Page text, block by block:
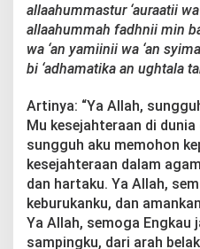
allaahummastur ‘auraatii
allaahummah fadhnii min
wa ‘an yamiinii wa ‘an
bi ‘adhamatika an ughtala
Artinya: “Ya Allah,
Mu kesejahteraan di
sungguh aku memohon
kesejahteraan dalam
dan hartaku. Ya Allah,
keburukanku, dan
Ya Allah, semoga Engkau
sampingku, dari arah